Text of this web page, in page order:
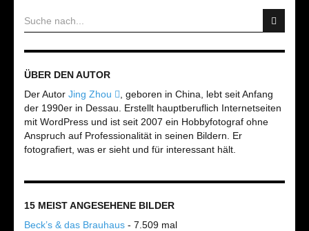
ÜBER DEN AUTOR
Der Autor Jing Zhou
, geboren in China, lebt seit Anfang
der 1990er in Dessau. Erstellt hauptberuflich Internetseiten
mit WordPress und ist seit 2007 ein Hobbyfotograf ohne
Anspruch auf Professionalität in seinen Bildern. Er
fotografiert, was er sieht und für interessant hält.
15 MEIST ANGESEHENE BILDER
Beck’s & das Brauhaus - 7.509 mal